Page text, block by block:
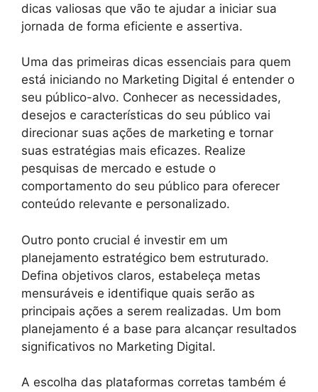
dicas valiosas que vão te ajudar a iniciar sua
jornada de forma eficiente e assertiva.
Uma das primeiras dicas essenciais para quem
está iniciando no Marketing Digital é entender o
seu público-alvo. Conhecer as necessidades,
desejos e características do seu público vai
direcionar suas ações de marketing e tornar
suas estratégias mais eficazes. Realize
pesquisas de mercado e estude o
comportamento do seu público para oferecer
conteúdo relevante e personalizado.
Outro ponto crucial é investir em um
planejamento estratégico bem estruturado.
Defina objetivos claros, estabeleça metas
mensuráveis e identifique quais serão as
principais ações a serem realizadas. Um bom
planejamento é a base para alcançar resultados
significativos no Marketing Digital.
A escolha das plataformas corretas também é